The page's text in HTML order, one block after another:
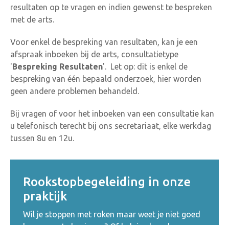
resultaten op te vragen en indien gewenst te bespreken
met de arts.
Voor enkel de bespreking van resultaten, kan je een
afspraak inboeken bij de arts, consultatietype
'Bespreking Resultaten'. Let op: dit is enkel de
bespreking van één bepaald onderzoek, hier worden
geen andere problemen behandeld.
Bij vragen of voor het inboeken van een consultatie kan
u telefonisch terecht bij ons secretariaat, elke werkdag
tussen 8u en 12u.
Rookstopbegeleiding in onze
praktijk
Wil je stoppen met roken maar weet je niet goed